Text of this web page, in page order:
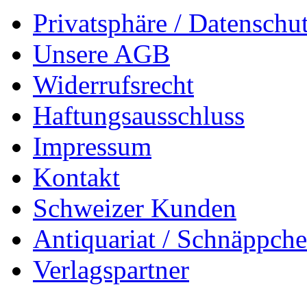
Privatsphäre /
Unsere AGB
Widerrufsrecht
Haftungsausschluss
Impressum
Kontakt
Schweizer Kunden
Antiquariat /
Verlagspartner